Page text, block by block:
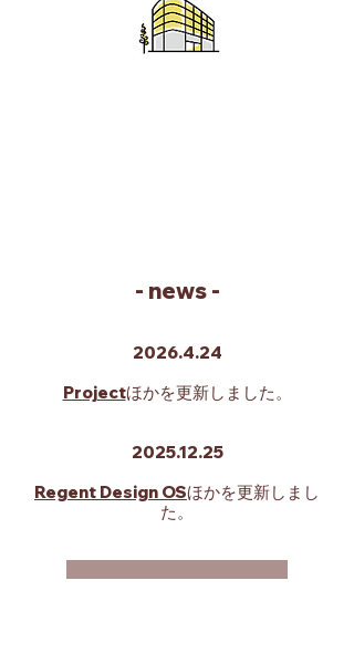
​- news -
2026.4.24
Projectほかを更新しました。
2025.12.25
Regent Design OS​ほかを更新しまし
た。
contact